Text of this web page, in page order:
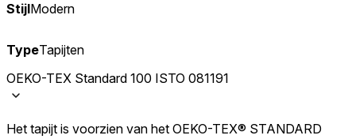
StijlModern
TypeTapijten
OEKO-TEX Standard 100 ISTO 081191
Het tapijt is voorzien van het OEKO-TEX® STANDARD